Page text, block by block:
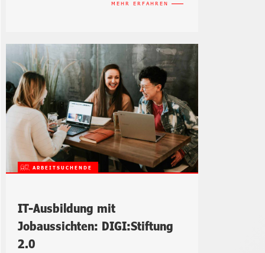
MEHR ERFAHREN
ARBEITSUCHENDE
IT-Ausbildung mit
Jobaussichten: DIGI:Stiftung
2.0